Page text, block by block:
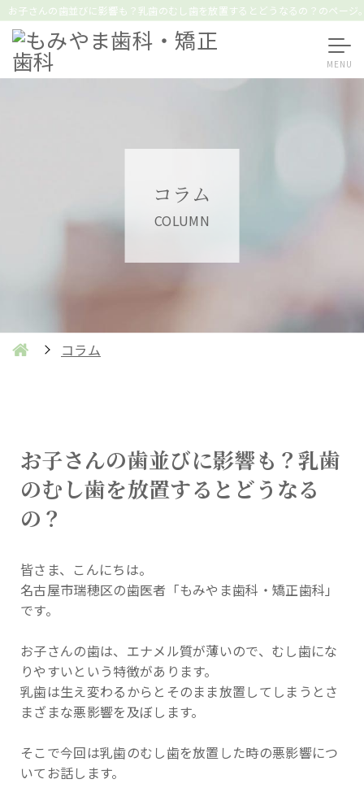
お子さんの歯並びに影響も？乳歯のむし歯を放置するとどうなるの？のペー
コラム
COLUMN
コラム
お子さんの歯並びに影響も？乳歯
のむし歯を放置するとどうなる
の？
皆さま、こんにちは。
名古屋市瑞穂区の歯医者「もみやま歯科・矯正歯科」
です。
お子さんの歯は、エナメル質が薄いので、むし歯にな
りやすいという特徴があります。
乳歯は生え変わるからとそのまま放置してしまうとさ
まざまな悪影響を及ぼします。
そこで今回は乳歯のむし歯を放置した時の悪影響につ
いてお話します。